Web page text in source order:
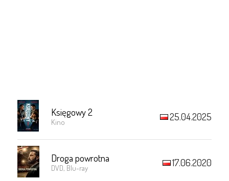
Księgowy 2
Kino 25.04.2025
Droga powrotna
DVD, Blu-ray 17.06.2020